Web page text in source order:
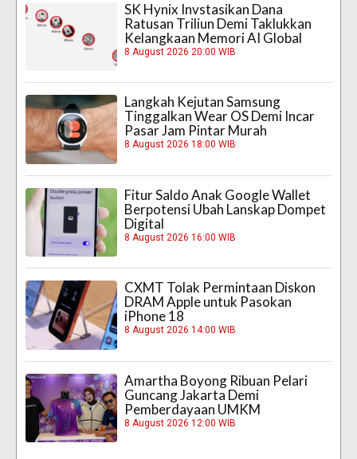
SK Hynix Invstasikan Dana
Ratusan Triliun Demi Taklukkan
Kelangkaan Memori AI Global
8 August 2026 20:00 WIB
Langkah Kejutan Samsung
Tinggalkan Wear OS Demi Incar
Pasar Jam Pintar Murah
8 August 2026 18:00 WIB
Fitur Saldo Anak Google Wallet
Berpotensi Ubah Lanskap Dompet
Digital
8 August 2026 16:00 WIB
CXMT Tolak Permintaan Diskon
DRAM Apple untuk Pasokan
iPhone 18
8 August 2026 14:00 WIB
Amartha Boyong Ribuan Pelari
Guncang Jakarta Demi
Pemberdayaan UMKM
8 August 2026 12:00 WIB